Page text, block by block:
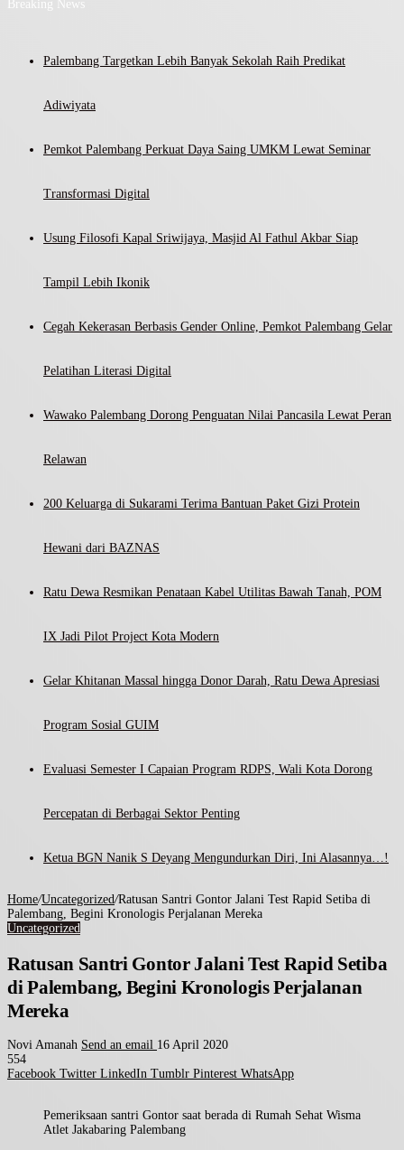
Breaking News
Palembang Targetkan Lebih Banyak Sekolah Raih Predikat
Adiwiyata
Pemkot Palembang Perkuat Daya Saing UMKM Lewat Seminar
Transformasi Digital
Usung Filosofi Kapal Sriwijaya, Masjid Al Fathul Akbar Siap
Tampil Lebih Ikonik
Cegah Kekerasan Berbasis Gender Online, Pemkot Palembang Gelar
Pelatihan Literasi Digital
Wawako Palembang Dorong Penguatan Nilai Pancasila Lewat Peran
Relawan
200 Keluarga di Sukarami Terima Bantuan Paket Gizi Protein
Hewani dari BAZNAS
Ratu Dewa Resmikan Penataan Kabel Utilitas Bawah Tanah, POM
IX Jadi Pilot Project Kota Modern
Gelar Khitanan Massal hingga Donor Darah, Ratu Dewa Apresiasi
Program Sosial GUIM
Evaluasi Semester I Capaian Program RDPS, Wali Kota Dorong
Percepatan di Berbagai Sektor Penting
Ketua BGN Nanik S Deyang Mengundurkan Diri, Ini Alasannya…!
Home/Uncategorized/Ratusan Santri Gontor Jalani Test Rapid Setiba di
Palembang, Begini Kronologis Perjalanan Mereka
Uncategorized
Ratusan Santri Gontor Jalani Test Rapid Setiba
di Palembang, Begini Kronologis Perjalanan
Mereka
Novi Amanah Send an email 16 April 2020
554
Facebook Twitter LinkedIn Tumblr Pinterest WhatsApp
Pemeriksaan santri Gontor saat berada di Rumah Sehat Wisma
Atlet Jakabaring Palembang